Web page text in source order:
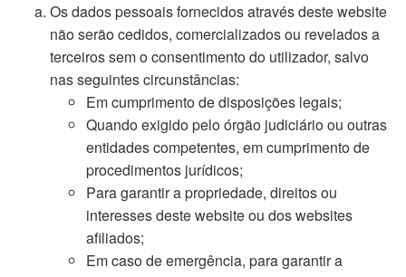
Os dados pessoais fornecidos através deste website
não serão cedidos, comercializados ou revelados a
terceiros sem o consentimento do utilizador, salvo
nas seguintes circunstâncias:
Em cumprimento de disposições legais;
Quando exigido pelo órgão judiciário ou outras
entidades competentes, em cumprimento de
procedimentos jurídicos;
Para garantir a propriedade, direitos ou
interesses deste website ou dos websites
afiliados;
Em caso de emergência, para garantir a